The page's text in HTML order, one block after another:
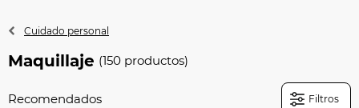
Cuidado personal
Maquillaje (150 productos)
Filtros